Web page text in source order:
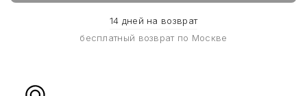
14 дней на возврат
бесплатный возврат по Москве